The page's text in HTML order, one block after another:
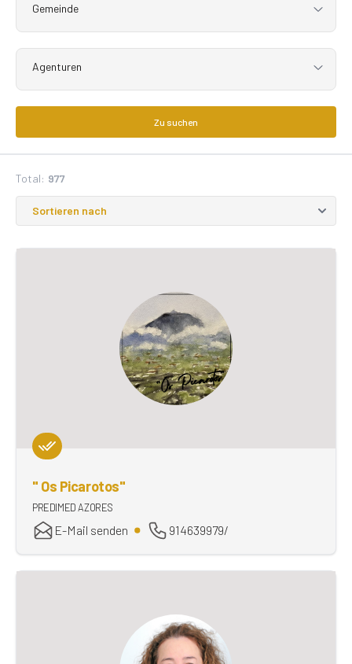
Gemeinde
Agenturen
Zu suchen
Total: 977
" Os Picarotos"
PREDIMED AZORES
E-Mail senden 914639979/